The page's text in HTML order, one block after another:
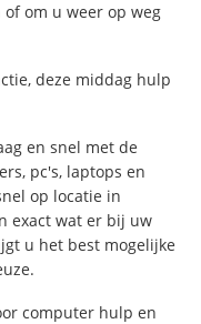
om u weer op weg
deze middag hulp
en snel met de
pc's, laptops en
op locatie in
exact wat er bij uw
u het best mogelijke
computer hulp en